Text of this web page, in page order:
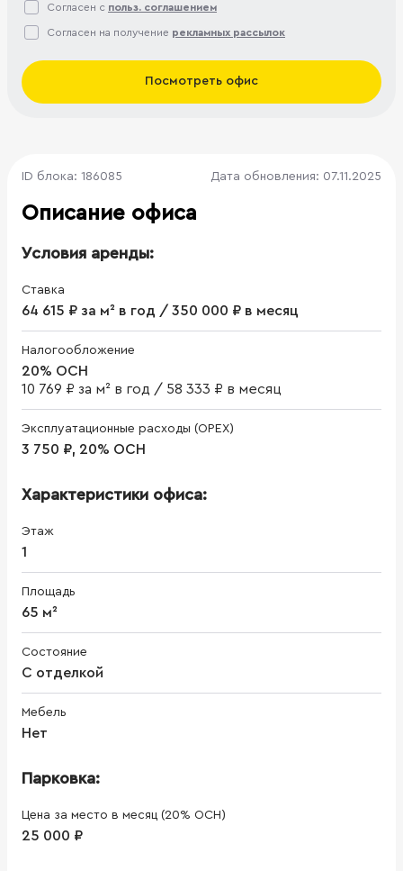
Согласен с польз. соглашением
Согласен на получение рекламных рассылок
Посмотреть офис
ID блока: 186085 Дата обновления: 07.11.2025
Описание офиса
Условия аренды:
Ставка
64 615 ₽ за м² в год / 350 000 ₽ в месяц
Налогообложение
20% ОСН
10 769 ₽ за м² в год / 58 333 ₽ в месяц
Эксплуатационные расходы (OPEX)
3 750 ₽, 20% ОСН
Характеристики офиса:
Этаж
1
Площадь
65 м²
Состояние
С отделкой
Мебель
Нет
Парковка:
Цена за место в месяц (20% ОСН)
25 000 ₽